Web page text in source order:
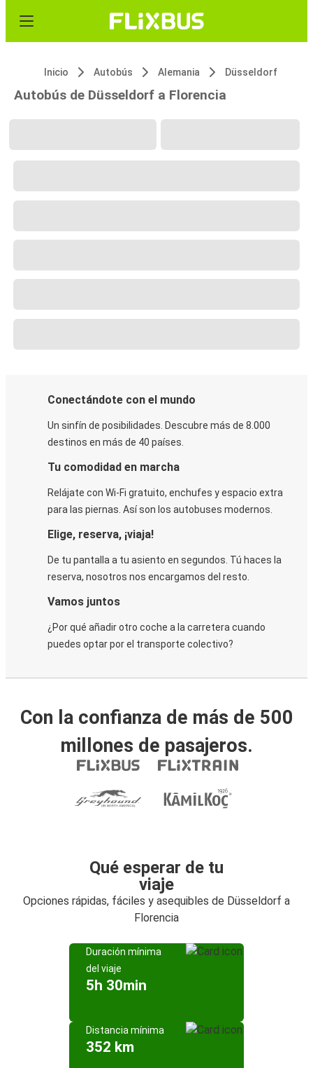
Inicio Autobús Alemania Düsseldorf
Autobús de Düsseldorf a Florencia
Conectándote con el mundo
Un sinfín de posibilidades. Descubre más de 8.000
destinos en más de 40 países.
Tu comodidad en marcha
Relájate con Wi-Fi gratuito, enchufes y espacio extra
para las piernas. Así son los autobuses modernos.
Elige, reserva, ¡viaja!
De tu pantalla a tu asiento en segundos. Tú haces la
reserva, nosotros nos encargamos del resto.
Vamos juntos
¿Por qué añadir otro coche a la carretera cuando
puedes optar por el transporte colectivo?
Con la confianza de más de 500
millones de pasajeros.
Qué esperar de tu
viaje
Opciones rápidas, fáciles y asequibles de Düsseldorf a
Florencia
Duración mínima
del viaje
5h 30min
Distancia mínima
352 km